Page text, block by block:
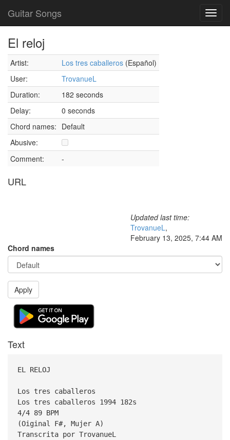
Guitar Songs
El reloj
Artist: Los tres caballeros (Español)
User:
TrovanueL
Duration:
182 seconds
Delay:
0 seconds
Chord names: Default
Abusive:
Comment:
-
URL
Updated last time:
TrovanueL,
February 13, 2025, 7:44 AM
Chord names
Apply
Text
EL RELOJ
Los tres caballeros
Los tres caballeros 1994 182s
4/4 89 BPM
(Oiginal F#, Mujer A)
Transcrita por TrovanueL